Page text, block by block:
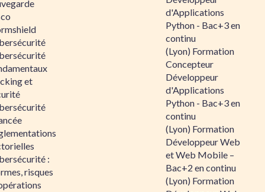
et
:
risques
d'Applications
Python - Bac+3 en
continu
(Lyon) Formation
Concepteur
Développeur
d'Applications
Python - Bac+3 en
continu
(Lyon) Formation
Développeur Web
et Web Mobile –
Bac+2 en continu
(Lyon) Formation